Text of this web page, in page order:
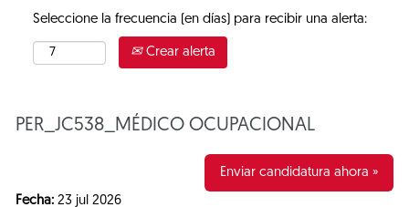
Seleccione la frecuencia (en días) para recibir una alerta:
Crear alerta
PER_JC538_MÉDICO OCUPACIONAL
Enviar candidatura ahora »
Fecha: 23 jul 2026